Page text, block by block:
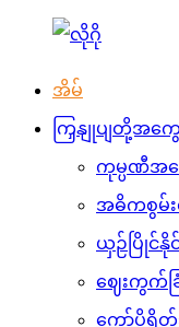
အိမ်
ကြှနျုပျတို့အကွေ
ကုမ္ပဏီအက
အဓိကစွမ်း
ယှဉ်ပြိုင်နိုင်
ဈေးကွက်
ကော်ပိုရိတ်